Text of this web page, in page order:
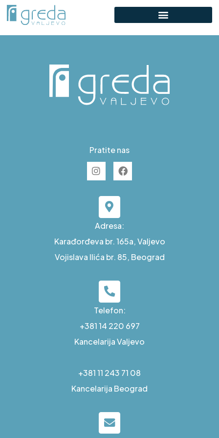
D S49
Pratite nas
Adresa:
Karađorđeva br. 165a, Valjevo
Vojislava Ilića br. 85, Beograd
Telefon:
+381 14 220 697
Kancelarija Valjevo
+381 11 243 71 08
Kancelarija Beograd